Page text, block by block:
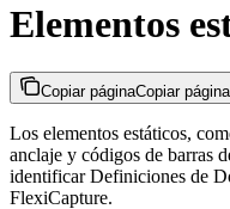
Elementos
Copiar páginaCopiar página
Los elementos estáticos,
anclaje y códigos de barras
identificar Definiciones de
FlexiCapture.